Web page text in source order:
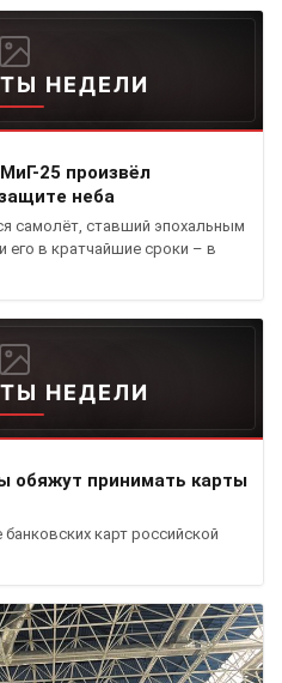
НЕДЕЛИ
25 произвёл
неба
самолёт, ставший эпохальным
его в кратчайшие сроки – в
НЕДЕЛИ
обяжут принимать карты
карт российской